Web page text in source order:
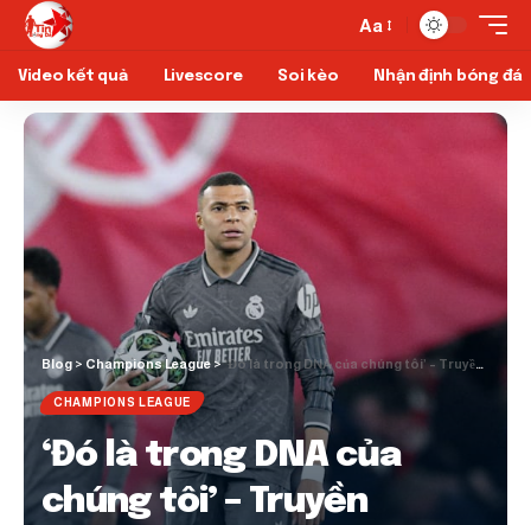
Aa
Video kết quả Livescore Soi kèo Nhận định bóng đá
Blog > Champions League >‘Đó là trong DNA của chúng tôi’ – Truyền thuyết Real Madrid gửi cảnh báo đáng ngại cho Arsenal
CHAMPIONS LEAGUE
‘Đó là trong DNA của
chúng tôi’ – Truyền